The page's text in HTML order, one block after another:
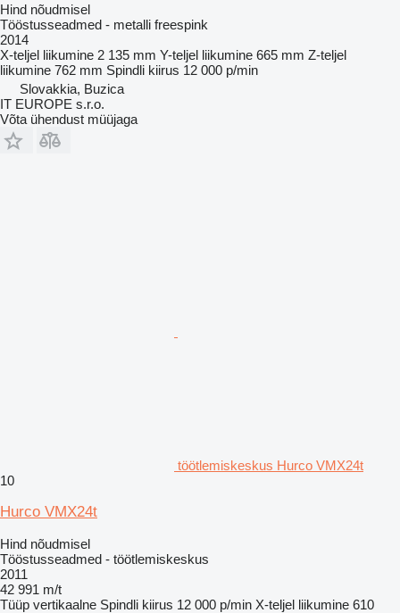
Hind nõudmisel
Tööstusseadmed - metalli freespink
2014
X-teljel liikumine 2 135 mm Y-teljel liikumine 665 mm Z-teljel
liikumine 762 mm Spindli kiirus 12 000 p/min
Slovakkia, Buzica
IT EUROPE s.r.o.
Võta ühendust müüjaga
töötlemiskeskus Hurco VMX24t
10
Hurco VMX24t
Hind nõudmisel
Tööstusseadmed - töötlemiskeskus
2011
42 991 m/t
Tüüp vertikaalne Spindli kiirus 12 000 p/min X-teljel liikumine 610